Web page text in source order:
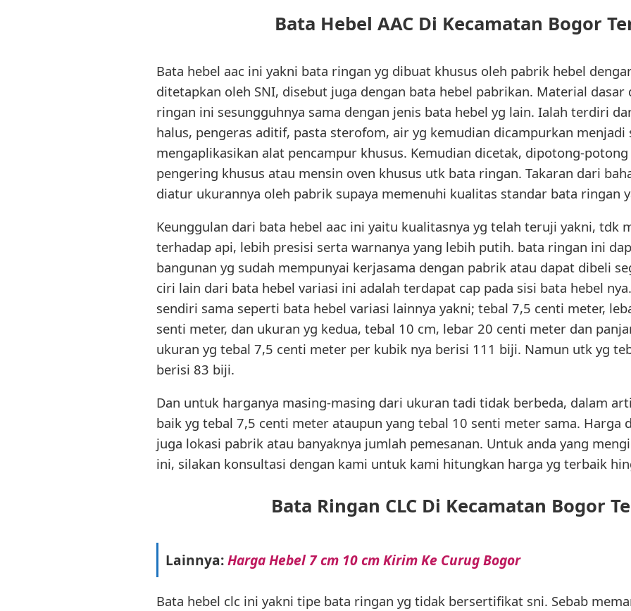
Bata Hebel AAC Di Kecamatan Bogor
Bata hebel aac ini yakni bata ringan yg dibuat khusus oleh pabrik hebel
ditetapkan oleh SNI, disebut juga dengan bata hebel pabrikan. Material
ringan ini sesungguhnya sama dengan jenis bata hebel yg lain. Ialah terdiri
halus, pengeras aditif, pasta sterofom, air yg kemudian dicampurkan menjadi
mengaplikasikan alat pencampur khusus. Kemudian dicetak, dipotong-
pengering khusus atau mensin oven khusus utk bata ringan. Takaran dari
diatur ukurannya oleh pabrik supaya memenuhi kualitas standar bata ringan
Keunggulan dari bata hebel aac ini yaitu kualitasnya yg telah teruji yakni, tdk
terhadap api, lebih presisi serta warnanya yang lebih putih. bata ringan ini
bangunan yg sudah mempunyai kerjasama dengan pabrik atau dapat dibeli
ciri lain dari bata hebel variasi ini adalah terdapat cap pada sisi bata hebel
sendiri sama seperti bata hebel variasi lainnya yakni; tebal 7,5 centi meter,
senti meter, dan ukuran yg kedua, tebal 10 cm, lebar 20 centi meter dan
ukuran yg tebal 7,5 centi meter per kubik nya berisi 111 biji. Namun utk yg
berisi 83 biji.
Dan untuk harganya masing-masing dari ukuran tadi tidak berbeda, dalam
baik yg tebal 7,5 centi meter ataupun yang tebal 10 senti meter sama. Harga
juga lokasi pabrik atau banyaknya jumlah pemesanan. Untuk anda yang
ini, silakan konsultasi dengan kami untuk kami hitungkan harga yg terbaik
Bata Ringan CLC Di Kecamatan Bogor
Lainnya:Harga Hebel 7 cm 10 cm Kirim Ke Curug Bogor
Bata hebel clc ini yakni tipe bata ringan yg tidak bersertifikat sni. Sebab